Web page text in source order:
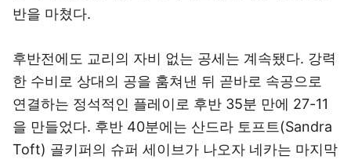
반을 마쳤다.
후반전에도 교리의 자비 없는 공세는 계속됐다. 강력
한 수비로 상대의 공을 훔쳐낸 뒤 곧바로 속공으로
연결하는 정석적인 플레이로 후반 35분 만에 27-11
을 만들었다. 후반 40분에는 산드라 토프트(Sandra
Toft) 골키퍼의 슈퍼 세이브가 나오자 네카는 마지막